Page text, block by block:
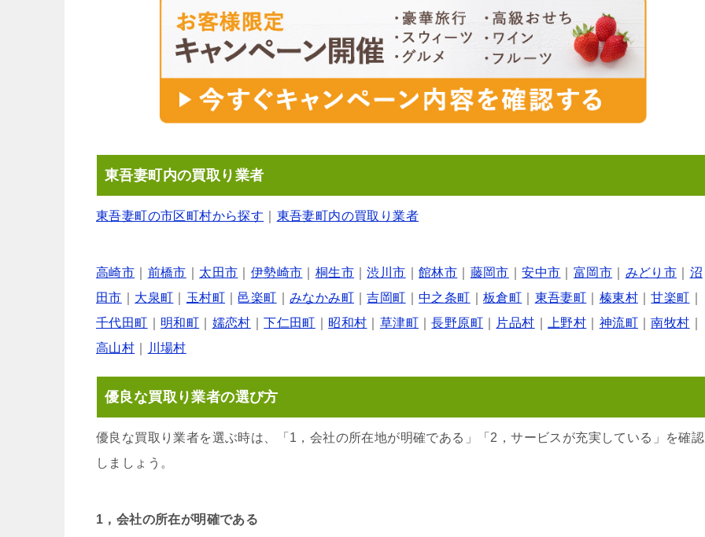
東吾妻町内の買取り業者
東吾妻町の市区町村から探す 東吾妻町内の買取り業者
高崎市 前橋市 太田市 伊勢崎市 桐生市 ｜渋川市 ｜館林市 藤岡市 ｜安中市 富岡市 みどり市
沼
田市
大泉町 玉村町 邑楽町 ｜みなかみ町 ｜吉岡町 ｜中之条町 ｜板倉町 東吾妻町 榛東村｜甘楽町
千代田町
明和町 嬬恋村 ｜下仁田町 昭和村 草津町 ｜長野原町 片品村 上野村 神流町｜南牧村
高山村
川場村
優良な買取り業者の選び方
優良な買取り業者を選ぶ時は、「1，会社の所在地が明確である」「2，サービスが充実している」を確認
しましょう。
1，会社の所在が明確である